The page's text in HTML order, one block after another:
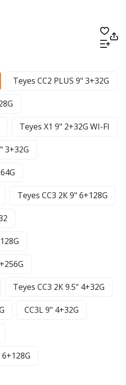
Teyes CC2 PLUS 9" 3+32G
Teyes X1 9" 2+32G WI-FI
3+32G
Teyes CC3 2К 9" 6+128G
Teyes CC3 2К 9.5" 4+32G
CC3L 9" 4+32G